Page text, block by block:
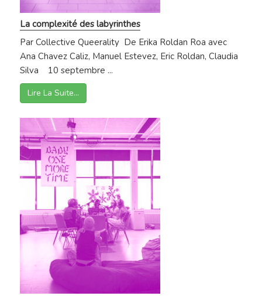
La complexité des labyrinthes
Par Collective Queerality De Erika Roldan Roa avec
Ana Chavez Caliz, Manuel Estevez, Eric Roldan, Claudia
Silva 10 septembre ...
Lire La Suite…